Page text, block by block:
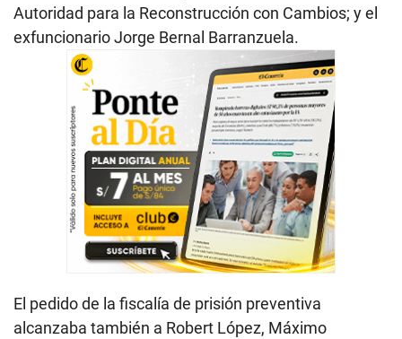
Autoridad para la Reconstrucción con Cambios; y el
exfuncionario Jorge Bernal Barranzuela.
El pedido de la fiscalía de prisión preventiva
alcanzaba también a Robert López, Máximo